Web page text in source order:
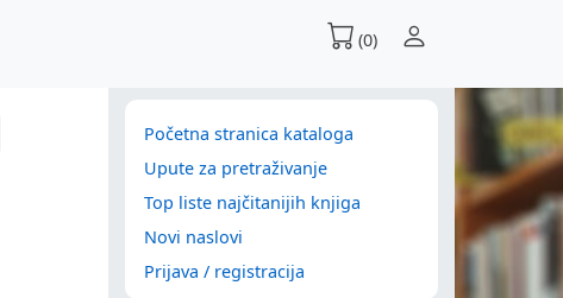
(0)
Početna stranica kataloga
Upute za pretraživanje
Top liste najčitanijih knjiga
Novi naslovi
Prijava / registracija